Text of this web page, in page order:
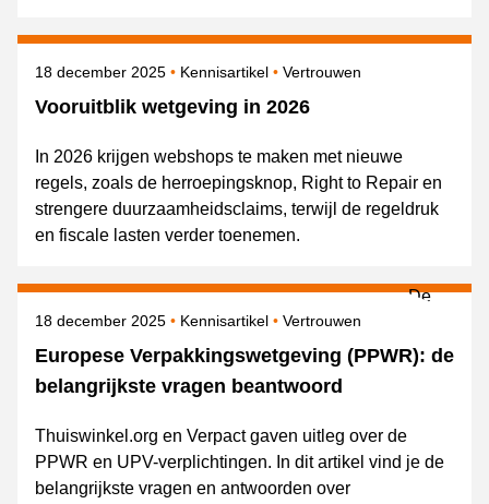
Vooruitblik wetgeving in 2026
Gepubliceerd op
18 december 2025 Kennisartikel Onderwerpen
Vertrouwen
In 2026 krijgen webshops te maken met nieuwe
regels, zoals de herroepingsknop, Right to Repair en
strengere duurzaamheidsclaims, terwijl de regeldruk
en fiscale lasten verder toenemen.
Europese Verpakkingswetgeving (PPWR): de
belangrijkste vragen beantwoord
Gepubliceerd op
18 december 2025 Kennisartikel Onderwerpen
Vertrouwen
Thuiswinkel.org en Verpact gaven uitleg over de
PPWR en UPV-verplichtingen. In dit artikel vind je de
belangrijkste vragen en antwoorden over